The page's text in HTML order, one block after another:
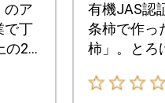
のア
で丁
の2L
有機JAS認
条柿で作っ
柿」。とろ